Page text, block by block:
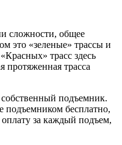
сложности, общее
это «зеленые» трассы и
трасс здесь
протяженная трасса
подъемник.
подъемником бесплатно,
за каждый подъем,